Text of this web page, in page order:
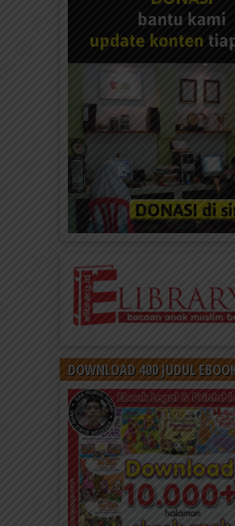
DOWNLOAD 400 JUDUL